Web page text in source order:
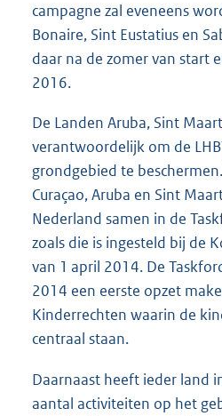
campagne zal eveneens
Bonaire, Sint Eustatius en
daar na de zomer van start
2016.
De Landen Aruba, Sint
verantwoordelijk om de
grondgebied te
Curaçao, Aruba en Sint
Nederland samen in de
zoals die is ingesteld bij de
van 1 april 2014. De
2014 een eerste opzet
Kinderrechten waarin de
centraal staan.
Daarnaast heeft ieder land
aantal activiteiten op het